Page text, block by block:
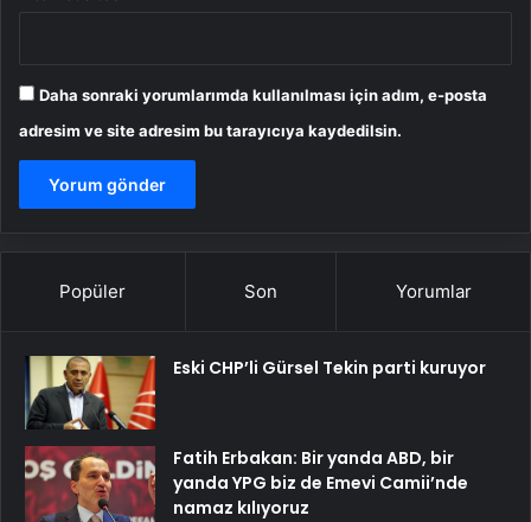
Daha sonraki yorumlarımda kullanılması için adım, e-posta
adresim ve site adresim bu tarayıcıya kaydedilsin.
Popüler Son Yorumlar
Eski CHP’li Gürsel Tekin parti kuruyor
Fatih Erbakan: Bir yanda ABD, bir
yanda YPG biz de Emevi Camii’nde
namaz kılıyoruz